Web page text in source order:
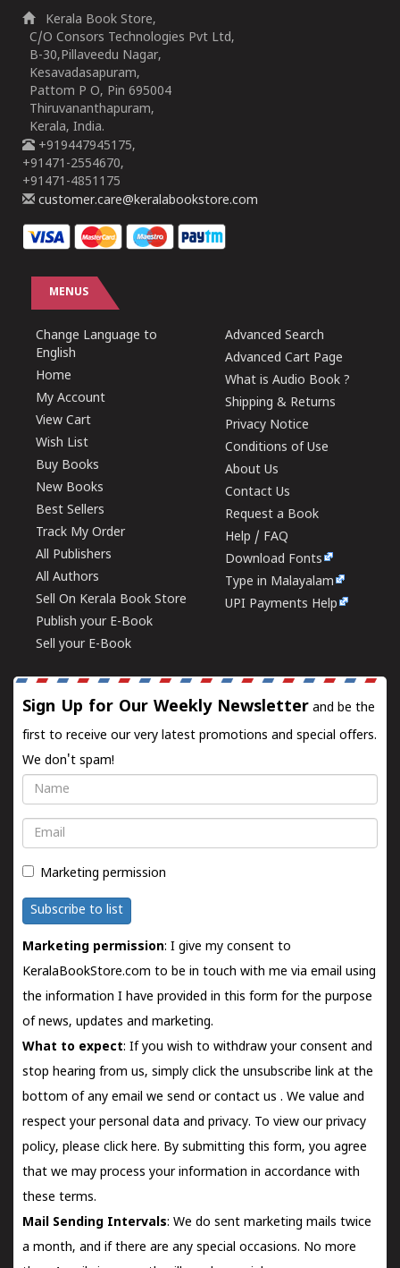
Kerala Book Store,
C/O Consors Technologies Pvt Ltd,
B-30,Pillaveedu Nagar,
Kesavadasapuram,
Pattom P O, Pin 695004
Thiruvananthapuram,
Kerala, India.
+919447945175,
+91471-2554670,
+91471-4851175
customer.care@keralabookstore.com
MENUS
Change Language to
English
Home
My Account
View Cart
Wish List
Buy Books
New Books
Best Sellers
Track My Order
All Publishers
All Authors
Sell On Kerala Book Store
Publish your E-Book
Sell your E-Book
Advanced Search
Advanced Cart Page
What is Audio Book ?
Shipping & Returns
Privacy Notice
Conditions of Use
About Us
Contact Us
Request a Book
Help / FAQ
Download Fonts
Type in Malayalam
UPI Payments Help
Sign Up for Our Weekly Newsletter and be the
first to receive our very latest promotions and special offers.
We don't spam!
Name
Email
Marketing permission
Subscribe to list
Marketing permission: I give my consent to
KeralaBookStore.com to be in touch with me via email using
the information I have provided in this form for the purpose
of news, updates and marketing.
What to expect: If you wish to withdraw your consent and
stop hearing from us, simply click the unsubscribe link at the
bottom of any email we send orcontact us . We value and
respect your personal data and privacy. To view our privacy
policy, please click here. By submitting this form, you agree
that we may process your information in accordance with
these terms.
Mail Sending Intervals: We do sent marketing mails twice
a month, and if there are any special occasions. No more